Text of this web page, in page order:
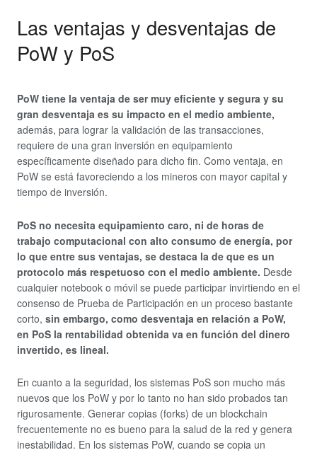
Las ventajas y desventajas de
PoW y PoS
PoW tiene la ventaja de ser muy eficiente y segura y su
gran desventaja es su impacto en el medio ambiente,
además, para lograr la validación de las transacciones,
requiere de una gran inversión en equipamiento
específicamente diseñado para dicho fin. Como ventaja, en
PoW se está favoreciendo a los mineros con mayor capital y
tiempo de inversión.
PoS no necesita equipamiento caro, ni de horas de
trabajo computacional con alto consumo de energía, por
lo que entre sus ventajas, se destaca la de que es un
protocolo más respetuoso con el medio ambiente. Desde
cualquier notebook o móvil se puede participar invirtiendo en el
consenso de Prueba de Participación en un proceso bastante
corto, sin embargo, como desventaja en relación a PoW,
en PoS la rentabilidad obtenida va en función del dinero
invertido, es lineal.
En cuanto a la seguridad, los sistemas PoS son mucho más
nuevos que los PoW y por lo tanto no han sido probados tan
rigurosamente. Generar copias (forks) de un blockchain
frecuentemente no es bueno para la salud de la red y genera
inestabilidad. En los sistemas PoW, cuando se copia un